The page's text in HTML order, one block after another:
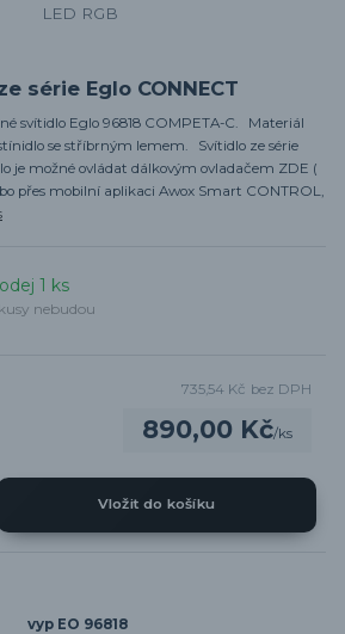
série Eglo CONNECT
svítidlo Eglo 96818 COMPETA-C. Materiál
se stříbrným lemem. Svítidlo ze série
je možné ovládat dálkovým ovladačem ZDE (
přes mobilní aplikaci Awox Smart CONTROL,
1 ks
nebudou
890,00 Kč/ks
735,54 Kč bez DPH
Vložit do košíku
vyp EO 96818